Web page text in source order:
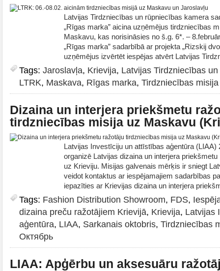
Latvijas Tirdzniecības un rūpniecības kamera
„Rīgas marka” aicina uzņēmējus tirdzniecības
Maskavu, kas norisināsies no š.g. 6*. –
„Rīgas marka” sadarbībā ar projekta „Rizskij
uzņēmējus izvērtēt iespējas atvērt Latvijas
Tags: Jaroslavļa, Krievija, Latvijas Tirdzniecības
LTRK, Maskava, Rīgas marka, Tirdzniecības misija
Dizaina un interjera priekšmetu
tirdzniecības misija uz Maskavu
Latvijas Investīciju un attīstības aģentūra (LIAA)
organizē Latvijas dizaina un interjera
uz Krieviju. Misijas galvenais mērķis ir sniegt
veidot kontaktus ar iespējamajiem sadarbības
iepazīties ar Krievijas dizaina un interjera
Tags: Fashion Distribution Showroom, FDS,
dizaina preču ražotājiem Krievijā, Krievija, Latvijas
aģentūra, LIAA, Sarkanais oktobris, Tirdzniecības
Октябрь
LIAA: Apģērbu un aksesuāru